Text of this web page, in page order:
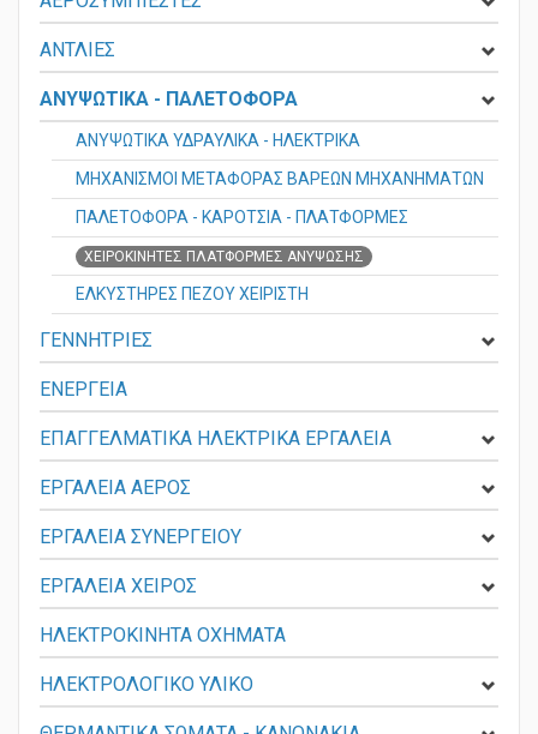
ΑΕΡΟΣΥΜΠΙΕΣΤΕΣ
ΑΝΤΛΙΕΣ
ΑΝΥΨΩΤΙΚΑ - ΠΑΛΕΤΟΦΟΡΑ
ΧΕΙΡΟΚΙΝΗΤΕΣ ΠΛΑΤΦΟΡΜΕΣ ΑΝΥΨΩΣΗΣ
ΓΕΝΝΗΤΡΙΕΣ
ΕΝΕΡΓΕΙΑ
ΕΠΑΓΓΕΛΜΑΤΙΚΑ ΗΛΕΚΤΡΙΚΑ ΕΡΓΑΛΕΙΑ
ΕΡΓΑΛΕΙΑ ΑΕΡΟΣ
ΕΡΓΑΛΕΙΑ ΣΥΝΕΡΓΕΙΟΥ
ΕΡΓΑΛΕΙΑ ΧΕΙΡΟΣ
ΗΛΕΚΤΡΟΚΙΝΗΤΑ ΟΧΗΜΑΤΑ
ΗΛΕΚΤΡΟΛΟΓΙΚΟ ΥΛΙΚΟ